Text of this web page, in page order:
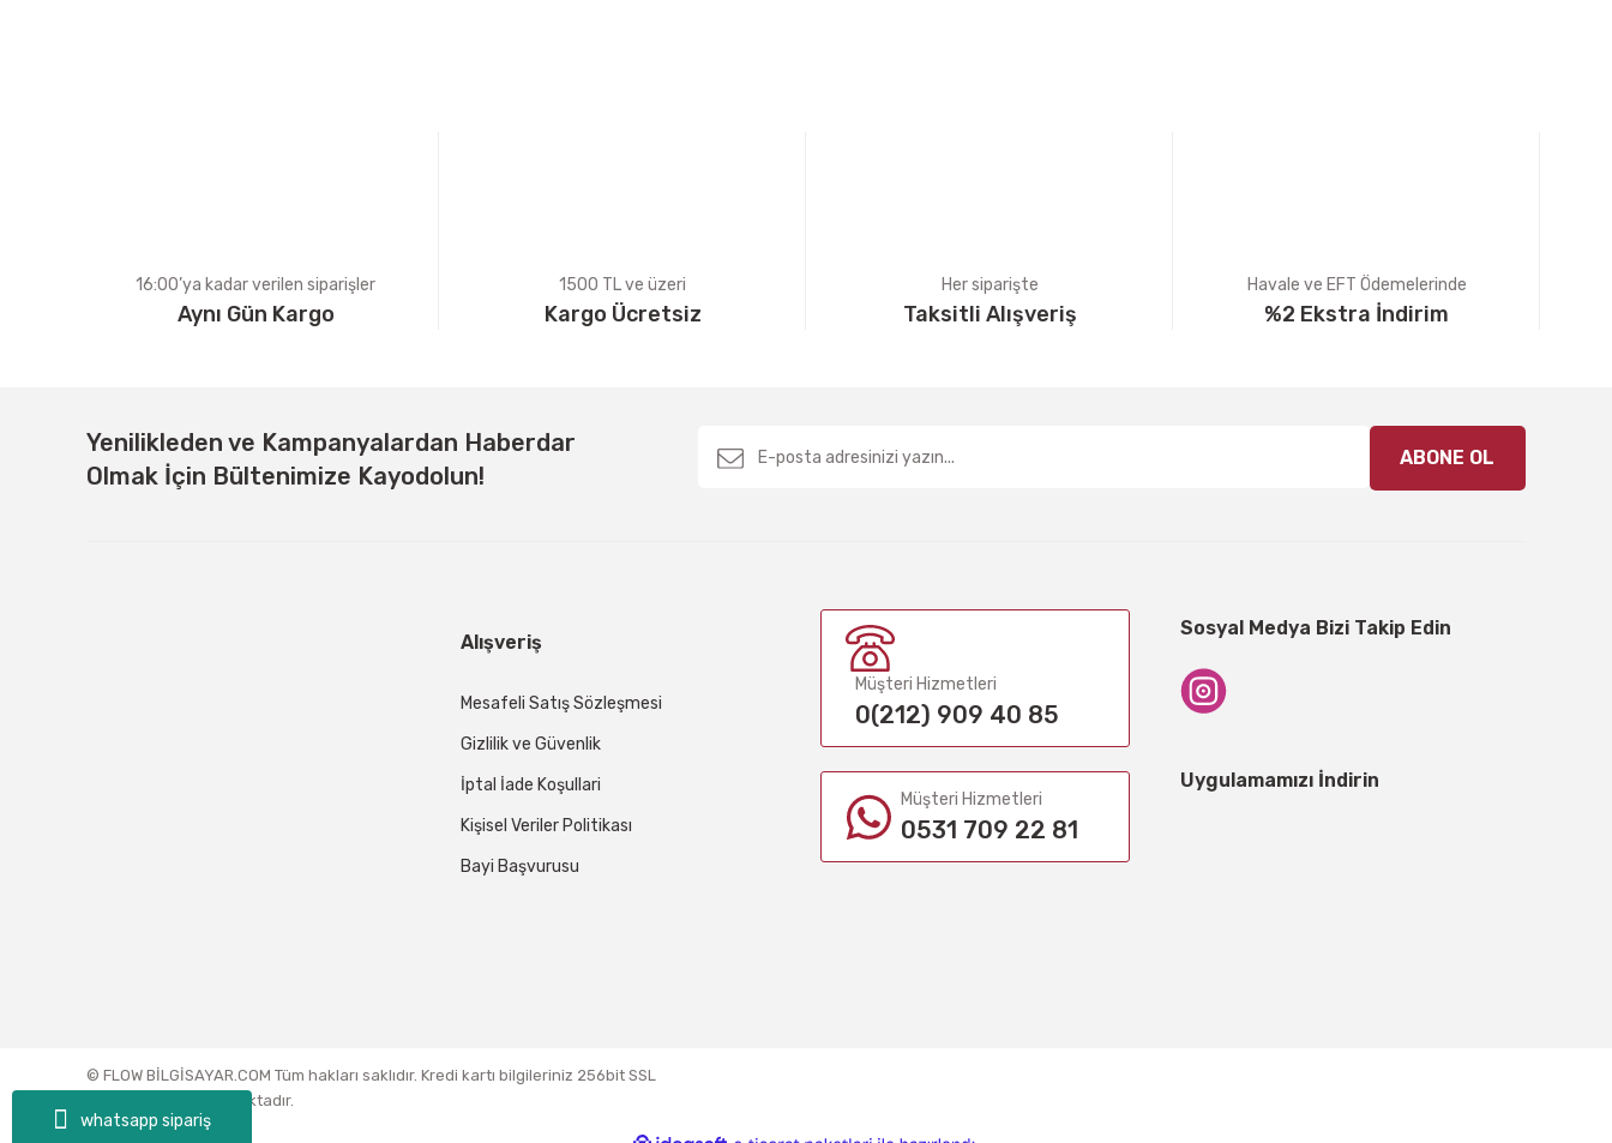
whatsapp sipariş
16:00’ya kadar verilen siparişler
Aynı Gün Kargo
1500 TL ve üzeri
Kargo Ücretsiz
Her siparişte
Taksitli Alışveriş
Havale ve EFT Ödemelerinde
%2 Ekstra İndirim
Yenilikleden ve Kampanyalardan Haberdar
Olmak İçin Bültenimize Kayodolun!
ABONE OL
Alışveriş
Mesafeli Satış Sözleşmesi
Gizlilik ve Güvenlik
İptal İade Koşullari
Kişisel Veriler Politikası
Bayi Başvurusu
Müşteri Hizmetleri
0(212) 909 40 85
Müşteri Hizmetleri
0531 709 22 81
Sosyal Medya Bizi Takip Edin
Uygulamamızı İndirin
© FLOW BİLGİSAYAR.COM Tüm hakları saklıdır. Kredi kartı bilgileriniz 256bit SSL
sertifikası ile korunmaktadır.